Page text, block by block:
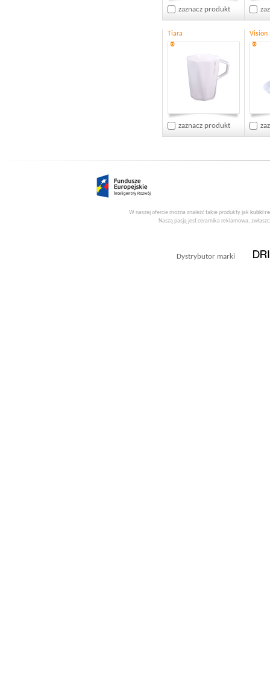
zaznacz produkt
Tiara
®
zaznacz produkt
Vision
®
W naszej ofercie można znaleźć takie produkty jak kubki
Naszą pasją jest ceramika reklamowa,
Dystrybutor marki